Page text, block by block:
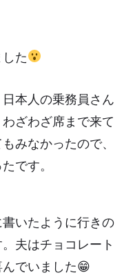
た
本人の乗務員さん
ざわざ席まで来て
みなかったので、
です。
いたように行きの
夫はチョコレート
でいました😁